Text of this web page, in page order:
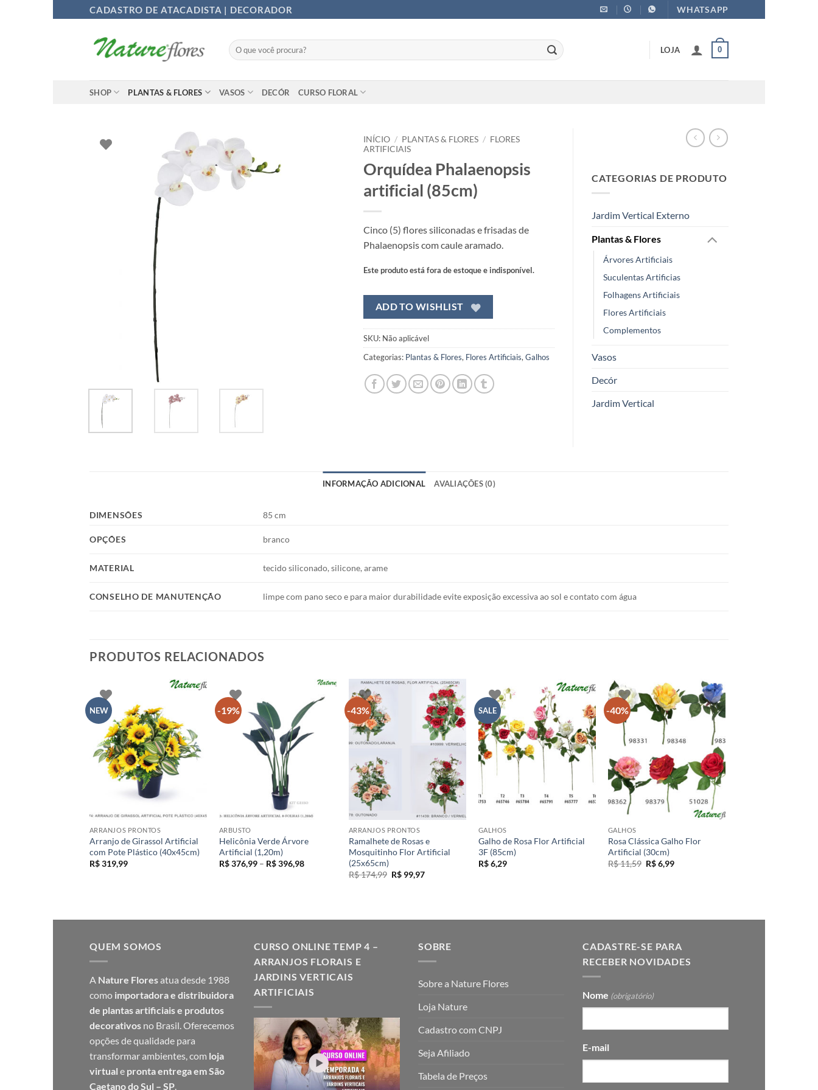
para
CADASTRO DE ATACADISTA | DECORADOR WHATSAPP
Pesquisar
por:
LOJA 0
SHOP PLANTAS & FLORES VASOS DECÓR CURSO FLORAL
INÍCIO / PLANTAS & FLORES / FLORES
ARTIFICIAIS
Orquídea Phalaenopsis
artificial (85cm)
Cinco (5) flores siliconadas e frisadas de
Phalaenopsis com caule aramado.
Este produto está fora de estoque e indisponível.
ADD TO WISHLIST
SKU: Não aplicável
Categorias: Plantas & Flores, Flores Artificiais, Galhos
CATEGORIAS DE PRODUTO
Jardim Vertical Externo
Plantas & Flores
Árvores Artificiais
Suculentas Artificias
Folhagens Artificiais
Flores Artificiais
Complementos
Vasos
Decór
Jardim Vertical
INFORMAÇÃO ADICIONAL AVALIAÇÕES (0)
DIMENSÕES 85 cm
OPÇÕES branco
MATERIAL tecido siliconado, silicone, arame
CONSELHO DE MANUTENÇÃO limpe com pano seco e para maior durabilidade evite exposição excessiva ao sol e contato com água
PRODUTOS RELACIONADOS
NEW
ARRANJOS PRONTOS
Arranjo de Girassol Artificial
com Pote Plástico (40x45cm)
R$319,99
-19%
ARBUSTO
Helicônia Verde Árvore
Artificial (1,20m)
R$376,99 – R$396,98Faixa
-43%
ARRANJOS PRONTOS
Ramalhete de Rosas e
Mosquitinho Flor Artificial
(25x65cm)
R$174,99 O
R$ 99,97O
SALE
GALHOS
Galho de Rosa Flor Artificial
3F (85cm)
R$6,29
-40%
GALHOS
Rosa Clássica Galho Flor
Artificial (30cm)
R$11,59 O
preço
R$6,99O
QUEM SOMOS
A Nature Floresatua desde 1988
como importadora e distribuidora
de plantas artificiais e produtos
decorativos no Brasil. Oferecemos
opções de qualidade para
transformar ambientes, com loja
virtual e pronta entrega em São
Caetano do Sul – SP
CURSO ONLINE TEMP 4 –
ARRANJOS FLORAIS E
JARDINS VERTICAIS
ARTIFICIAIS
SOBRE
Sobre a Nature Flores
Loja Nature
Cadastro com CNPJ
Seja Afiliado
Tabela de Preços
CADASTRE-SE PARA
RECEBER NOVIDADES
Nome (obrigatório)
E-mail